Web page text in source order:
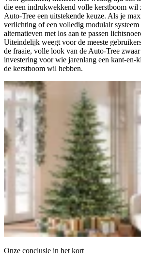
die een indrukwekkend volle kerstboom wil
Auto‑Tree een uitstekende keuze. Als je
verlichting of een volledig modulair
alternatieven met los aan te passen
Uiteindelijk weegt voor de meeste
de fraaie, volle look van de Auto‑Tree
investering voor wie jarenlang een kant-en-
de kerstboom wil hebben.
Onze conclusie in het kort